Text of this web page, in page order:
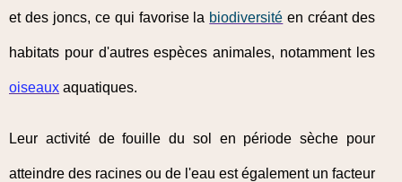
et des joncs, ce qui favorise la biodiversité en créant des
habitats pour d'autres espèces animales, notamment les
oiseaux aquatiques.
Leur activité de fouille du sol en période sèche pour
atteindre des racines ou de l'eau est également un facteur